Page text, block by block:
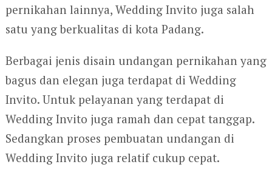
pernikahan lainnya, Wedding Invito juga salah
satu yang berkualitas di kota Padang.
Berbagai jenis disain undangan pernikahan yang
bagus dan elegan juga terdapat di Wedding
Invito. Untuk pelayanan yang terdapat di
Wedding Invito juga ramah dan cepat tanggap.
Sedangkan proses pembuatan undangan di
Wedding Invito juga relatif cukup cepat.